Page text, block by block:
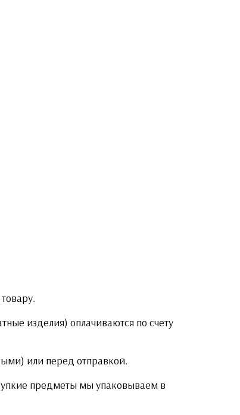
изделия) оплачиваются по счету
или перед отправкой.
предметы мы упаковываем в